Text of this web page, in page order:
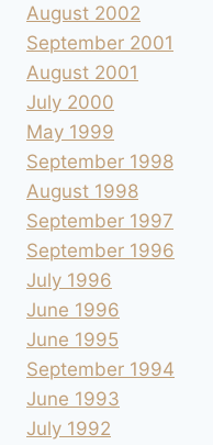
August 2002
September 2001
August 2001
July 2000
May 1999
September 1998
August 1998
September 1997
September 1996
July 1996
June 1996
June 1995
September 1994
June 1993
July 1992